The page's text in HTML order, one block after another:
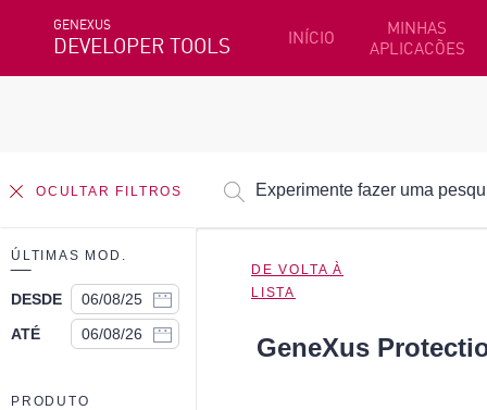
GENEXUS
DEVELOPER TOOLS INÍCIO
MINHAS
APLICACÕES